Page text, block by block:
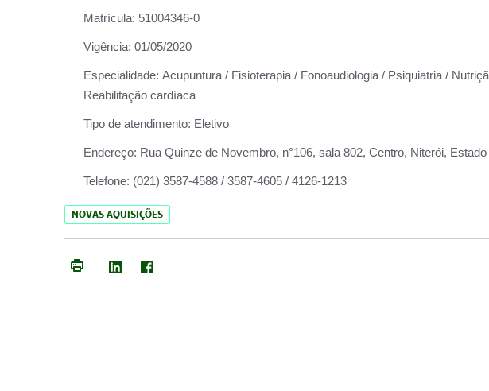
Matrícula: 51004346-0
Vigência: 01/05/2020
Especialidade: Acupuntura / Fisioterapia / Fonoaudiologia / Psiquiatria /
Reabilitação cardíaca
Tipo de atendimento: Eletivo
Endereço: Rua Quinze de Novembro, n°106, sala 802, Centro, Niterói,
Telefone: (021) 3587-4588 / 3587-4605 / 4126-1213
NOVAS AQUISIÇÕES